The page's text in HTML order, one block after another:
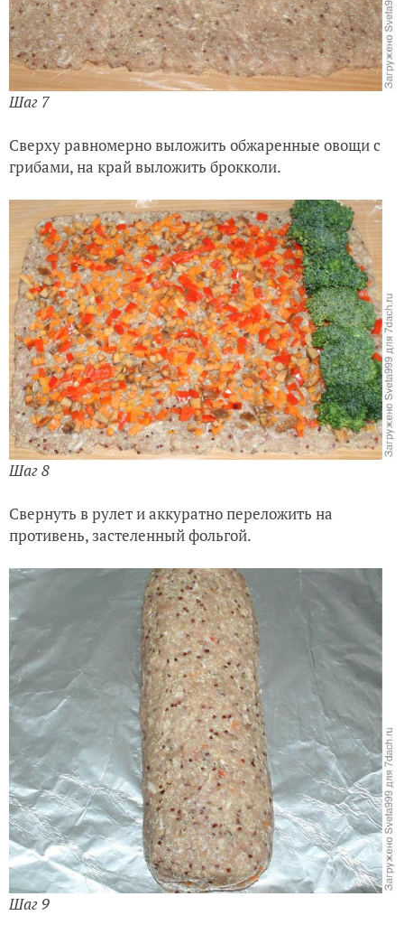
Шаг 7
Сверху равномерно выложить обжаренные овощи с
грибами, на край выложить брокколи.
Шаг 8
Свернуть в рулет и аккуратно переложить на
противень, застеленный фольгой.
Шаг 9